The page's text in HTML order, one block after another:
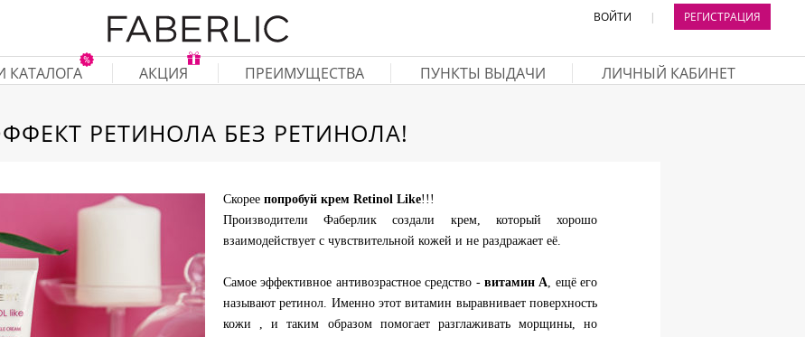
ВОЙТИ | РЕГИСТРАЦИЯ
КАТАЛОГА АКЦИЯ ПРЕИМУЩЕСТВА ПУНКТЫ ВЫДАЧИ ЛИЧНЫЙ КАБИНЕТ
РЕТИНОЛА БЕЗ РЕТИНОЛА!
Скорее попробуй крем Retinol Like!!!
Производители Фаберлик создали крем, который хорошо
взаимодействует с чувствительной кожей и не раздражает её.
Самое эффективное антивозрастное средство - витамин А, ещё его
называют ретинол. Именно этот витамин выравнивает поверхность
кожи , и таким образом помогает разглаживать морщины, но